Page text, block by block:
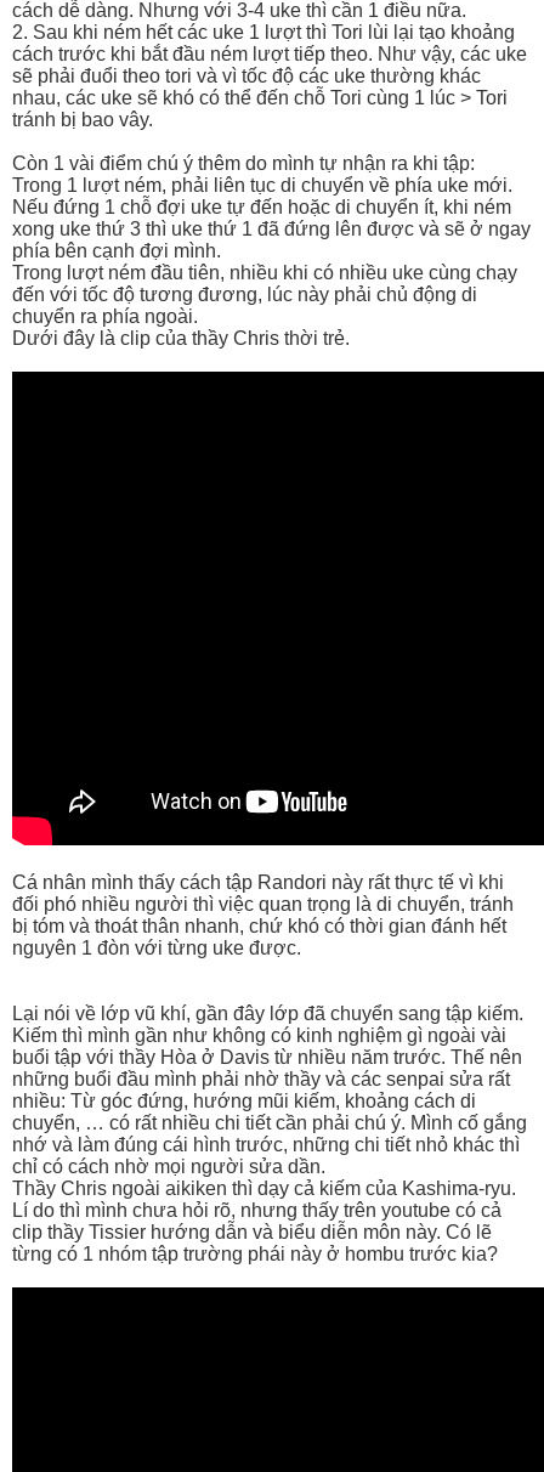
cách dễ dàng. Nhưng với 3-4 uke thì cần 1 điều nữa.
2. Sau khi ném hết các uke 1 lượt thì Tori lùi lại tạo khoảng
cách trước khi bắt đầu ném lượt tiếp theo. Như vậy, các uke
sẽ phải đuổi theo tori và vì tốc độ các uke thường khác
nhau, các uke sẽ khó có thể đến chỗ Tori cùng 1 lúc > Tori
tránh bị bao vây.
Còn 1 vài điểm chú ý thêm do mình tự nhận ra khi tập:
Trong 1 lượt ném, phải liên tục di chuyển về phía uke mới.
Nếu đứng 1 chỗ đợi uke tự đến hoặc di chuyển ít, khi ném
xong uke thứ 3 thì uke thứ 1 đã đứng lên được và sẽ ở ngay
phía bên cạnh đợi mình.
Trong lượt ném đầu tiên, nhiều khi có nhiều uke cùng chạy
đến với tốc độ tương đương, lúc này phải chủ động di
chuyển ra phía ngoài.
Dưới đây là clip của thầy Chris thời trẻ.
Cá nhân mình thấy cách tập Randori này rất thực tế vì khi
đối phó nhiều người thì việc quan trọng là di chuyển, tránh
bị tóm và thoát thân nhanh, chứ khó có thời gian đánh hết
nguyên 1 đòn với từng uke được.
Lại nói về lớp vũ khí, gần đây lớp đã chuyển sang tập kiếm.
Kiếm thì mình gần như không có kinh nghiệm gì ngoài vài
buổi tập với thầy Hòa ở Davis từ nhiều năm trước. Thế nên
những buổi đầu mình phải nhờ thầy và các senpai sửa rất
nhiều: Từ góc đứng, hướng mũi kiếm, khoảng cách di
chuyển, … có rất nhiều chi tiết cần phải chú ý. Mình cố gắng
nhớ và làm đúng cái hình trước, những chi tiết nhỏ khác thì
chỉ có cách nhờ mọi người sửa dần.
Thầy Chris ngoài aikiken thì dạy cả kiếm của Kashima-ryu.
Lí do thì mình chưa hỏi rõ, nhưng thấy trên youtube có cả
clip thầy Tissier hướng dẫn và biểu diễn môn này. Có lẽ
từng có 1 nhóm tập trường phái này ở hombu trước kia?